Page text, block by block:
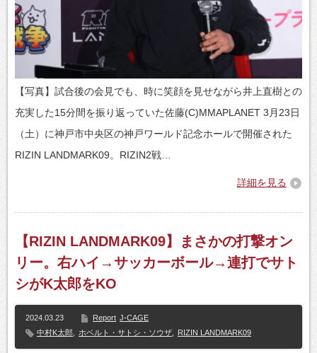
【写真】試合後の会見でも、時に笑顔を見せながら井上直樹との
充実した15分間を振り返っていた佐藤(C)MMAPLANET 3月23日
（土）に神戸市中央区の神戸ワールド記念ホールで開催された
RIZIN LANDMARK09。RIZIN2戦…
詳細を見る
【RIZIN LANDMARK09】まさかの打撃オン
リー。右ハイ→サッカーボール→連打でサト
シがK太郎をKO
2024.03.23 Report J-CAGE
中村K太郎
ホベルト・サトシ・ソウザ RIZIN LANDMARK09